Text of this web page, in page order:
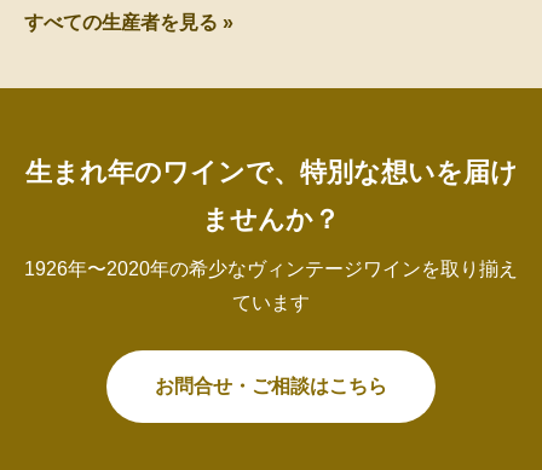
すべての生産者を見る »
生まれ年のワインで、特別な想いを届け
ませんか？
1926年〜2020年の希少なヴィンテージワインを取り揃え
ています
お問合せ・ご相談はこちら